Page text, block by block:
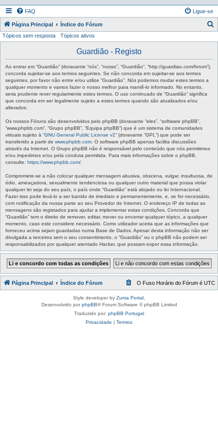
FAQ Ligue-se
Página Principal Índice do Fórum
Tópicos sem resposta Tópicos ativos
Guardião - Registo
Ao entrar em “Guardião” (doravante “nós”, “nosso”, “Guardião”, “http://guardiao.com/forum”),
concorda sujeitar-se aos termos seguintes. Se não concorda em sujeitar-se aos termos
seguintes, por favor não entre e/ou utilize “Guardião”. Nós podemos mudar estes termos a
qualquer momento e vamos fazer o nosso melhor para mantê-lo informado. No entanto,
seria prudente rever regularmente estes termos. O uso continuado de “Guardião” significa
que concorda em ser legalmente sujeito a estes termos quando são atualizados e/ou
alterados.
Os nossos Fóruns são desenvolvidos pelo phpBB (doravante “eles”, “software phpBB”,
“www.phpbb.com”, “Grupo phpBB”, “Equipa phpBB”) que é um sistema de comunidades
virtuais sujeito à “GNU General Public License v2” (doravante “GPL”) que pode ser
transferido a partir de www.phpbb.com . O software phpBB apenas facilita discussões
através da Internet. O Grupo phpBB não é responsável pelo conteúdo que nós permitimos
e/ou impedimos e/ou pela conduta permitida. Para mais informações sobre o phpBB,
consulte: https://www.phpbb.com/
Compromete-se a não colocar qualquer mensagem abusiva, obscena, vulgar, insultuosa, de
ódio, ameaçadora, sexualmente tendenciosa ou qualquer outro material que possa violar
qualquer lei seja do seu país, o país onde “Guardião” está alojado ou lei Internacional.
Fazer isso pode levá-lo a ser banido de imediato e permanentemente, e, se for necessário,
com notificação da nossa parte ao seu Provedor de Internet. O endereço IP de todas as
mensagens são registados para ajudar a implementar estas condições. Concorda que
“Guardião” tem o direito de remover, editar, mover ou encerrar qualquer tópico, a qualquer
momento, caso este considere necessário. Como utilizador aceita que as informações que
forneceu acima sejam guardadas numa Base de Dados. Apesar desta informação não ser
divulgada a terceiros sem o seu consentimento, o “Guardião” ou o phpBB não podem ser
responsabilizados por qualquer atentado Hacker, que possam expor essa informação.
Página Principal Índice do Fórum O Fuso Horário do Fórum é UTC
Style developer by Zuma Portal
Desenvolvido porphpBB® Forum Software © phpBB Limited
Traduzido por: phpBB Portugal
Privacidade | Termos